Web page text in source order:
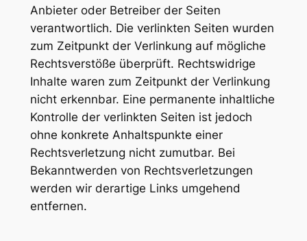
Anbieter oder Betreiber der Seiten
verantwortlich. Die verlinkten Seiten wurden
zum Zeitpunkt der Verlinkung auf mögliche
Rechtsverstöße überprüft. Rechtswidrige
Inhalte waren zum Zeitpunkt der Verlinkung
nicht erkennbar. Eine permanente inhaltliche
Kontrolle der verlinkten Seiten ist jedoch
ohne konkrete Anhaltspunkte einer
Rechtsverletzung nicht zumutbar. Bei
Bekanntwerden von Rechtsverletzungen
werden wir derartige Links umgehend
entfernen.